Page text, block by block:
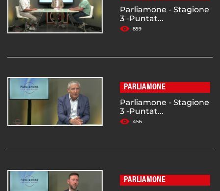
Parliamone - Stagione
3 -Puntat...
859
PARLIAMONE
Parliamone - Stagione
3 -Puntat...
456
PARLIAMONE